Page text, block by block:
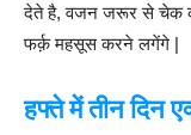
देते है, वजन जरूर से चेक
फर्क़ महसूस करने लगेंगे |
हफ्तेमेंतीनदिन